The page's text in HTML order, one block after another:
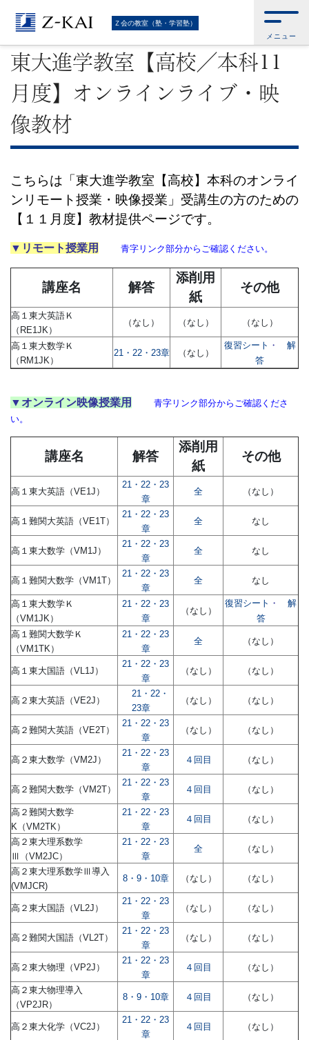
難
関
校
受
験
に
強
い
習
塾
Ｚ会の教室（塾・学習塾）
メニュー
Ｚ会トップ> Ｚ会の教室（塾・学習塾）>東大進学教室【高校／本科11月
度】オンラインライブ・映像教材
東大進学教室【高校／本科11
月度】オンラインライブ・映
像教材
こちらは「東大進学教室【高校】本科のオンライ
ンリモート授業・映像授業」受講生の方のための
【１１月度】教材提供ページです。
▼リモート授業用 青字リンク部分からご確認ください。
講座名 解答
添削 用
紙
その他
高１東大英語Ｋ
（RE1JK）
（なし） （なし） （なし）
高１東大数学Ｋ
（RM1JK）
21・22・23章 （なし）
復習シート ・ 解
答
▼オンライン映像授業用
青字リンク部分からご確認くださ
い。
講座名 解答
添削用
紙
その他
高１東大英語（VE1J）
21・22・23
章
全 （なし）
高１難関大英語（VE1T）
21・22・23
章
全 なし
高１東大数学（VM1J）
21・22・23
章
全 なし
高１難関大数学（VM1T）
21・22・23
章
全 なし
高１東大数学Ｋ
（VM1JK）
21・22・23
章
（なし）
復習シート ・ 解
答
高１難関大数学Ｋ
（VM1TK）
21・22・23
章
全 （なし）
高１東大国語（VL1J）
21・22・23
章
（なし） （なし）
高２東大英語（VE2J）
21・22・
23章
（なし） （なし）
高２難関大英語（VE2T）
21・22・23
章
（なし） （なし）
高２東大数学（VM2J）
21・22・23
章
４回目 （なし）
高２難関大数学（VM2T）
21・22・23
章
４回目 （なし）
高２難関大数学
K（VM2TK）
21・22・23
章
４回目 （なし）
高２東大理系数学
Ⅲ（VM2JC）
21・22・23
章
全 （なし）
高２東大理系数学Ⅲ導入
(VMJCR)
8・9・10章 （なし） （なし）
高２東大国語（VL2J）
21・22・23
章
（なし） （なし）
高２難関大国語（VL2T）
21・22・23
章
（なし） （なし）
高２東大物理（VP2J）
21・22・23
章
４回目 （なし）
高２東大物理導入
（VP2JR）
8・9・10章 ４回目 （なし）
高２東大化学（VC2J）
21・22・23
章
４回目 （なし）